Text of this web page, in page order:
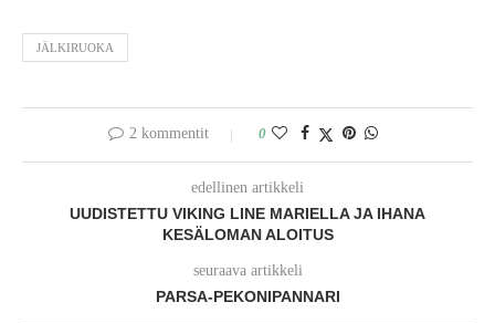
JÄLKIRUOKA
2 kommentit 0
edellinen artikkeli
UUDISTETTU VIKING LINE MARIELLA JA IHANA
KESÄLOMAN ALOITUS
seuraava artikkeli
PARSA-PEKONIPANNARI